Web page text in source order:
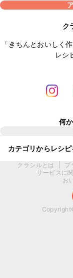
ク
「きちんとおいしく
レシ
何
カテゴリからレシ
クラシルとは プ
サービスに
お